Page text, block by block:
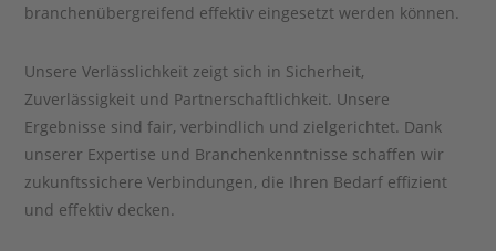
branchenübergreifend effektiv eingesetzt werden können.
Unsere Verlässlichkeit zeigt sich in Sicherheit,
Zuverlässigkeit und Partnerschaftlichkeit. Unsere
Ergebnisse sind fair, verbindlich und zielgerichtet. Dank
unserer Expertise und Branchenkenntnisse schaffen wir
zukunftssichere Verbindungen, die Ihren Bedarf effizient
und effektiv decken.